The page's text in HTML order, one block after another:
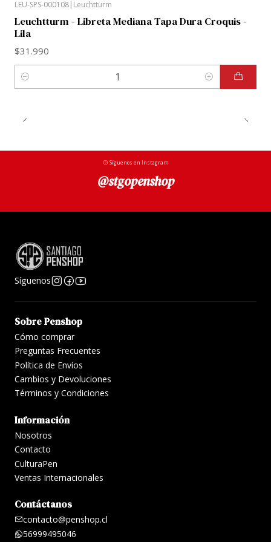
LEU-SPS-000108| Leuchtturm
Leuchtturm - Libreta Mediana Tapa Dura Croquis -
Lila
$31.990
Cantidad
Síguenos en Instagram
@stgopenshop
Síguenos
Sobre Penshop
Cómo comprar
Preguntas Frecuentes
Política de Envíos
Cambios y Devoluciones
Términos y Condiciones
Información
Nosotros
Contacto
CulturaPen
Ventas Internacionales
Contáctanos
contacto@penshop.cl
56999495046